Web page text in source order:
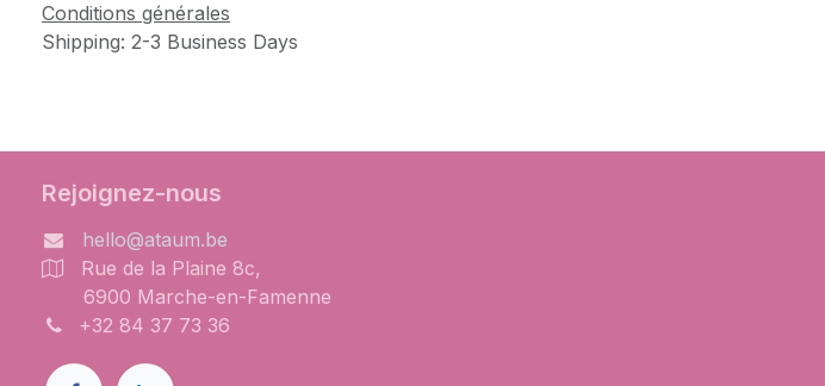
Conditions générales
Shipping: 2-3 Business Days
Rejoignez-nous
hello@ataum.be
Rue de la Plaine 8c,
6900 Marche-en-Famenne
+32 84 37 73 36